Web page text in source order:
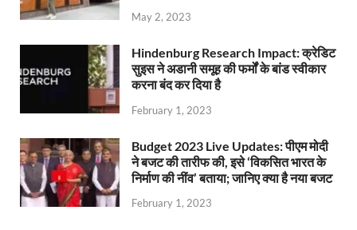
May 2, 2023
Hindenburg Research Impact: क्रेडिट
सुइस ने अडानी समूह की फर्मों के बांड स्वीकार
करना बंद कर दिया है
February 1, 2023
Budget 2023 Live Updates: पीएम मोदी
ने बजट की तारीफ की, इसे ‘विकसित भारत के
निर्माण की नींव’ बताया; जानिए क्या है नया बजट
February 1, 2023